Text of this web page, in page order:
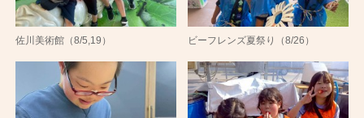
佐川美術館（8/5,19） ビーフレンズ夏祭り（8/26）